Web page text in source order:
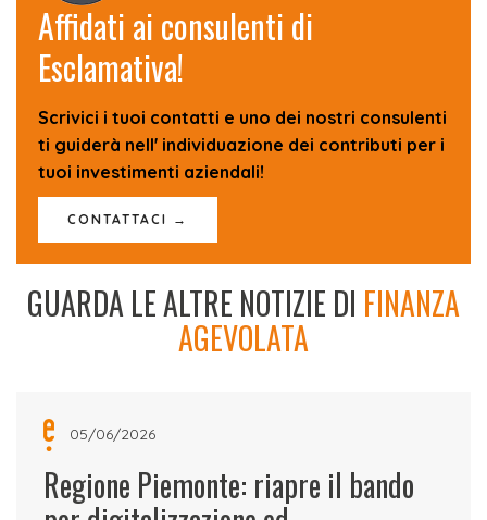
Affidati ai consulenti di
Esclamativa!
Scrivici i tuoi contatti e uno dei nostri consulenti
ti guiderà nell' individuazione dei contributi per i
tuoi investimenti aziendali!
CONTATTACI →
GUARDA LE ALTRE NOTIZIE DI FINANZA
AGEVOLATA
05/06/2026
Regione Piemonte: riapre il bando